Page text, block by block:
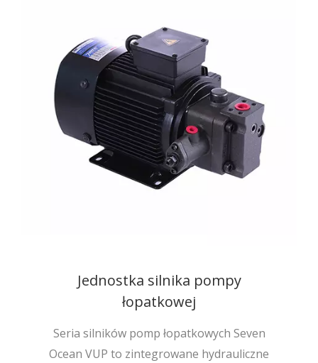
Jednostka silnika pompy
łopatkowej
Seria silników pomp łopatkowych Seven
Ocean VUP to zintegrowane hydrauliczne